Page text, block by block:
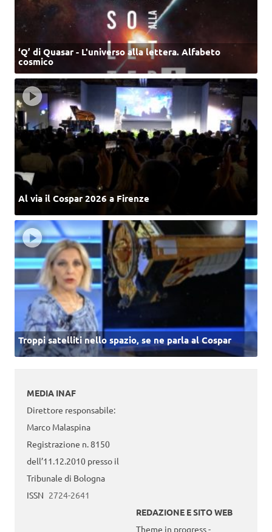
‘Q’ di Quasar - L'universo alla lettera. Alfabeto
cosmico
Al via il Cospar 2026 a Firenze
Troppi satelliti nello spazio, se ne parla al Cospar
MEDIA INAF
Direttore responsabile:
Marco Malaspina
Registrazione n. 8150
dell’11.12.2010 presso il
Tribunale di Bologna
ISSN 2724-2641
REDAZIONE E SITO WEB
Theme in progress -